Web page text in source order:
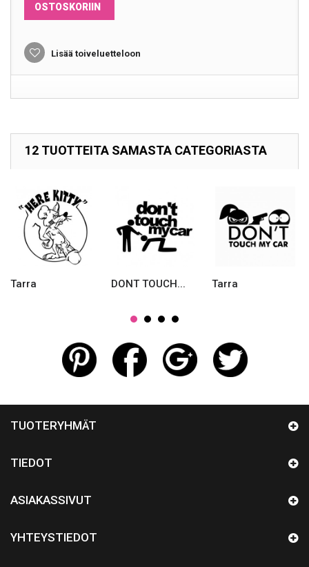
OSTOSKORIIN
Lisää toiveluetteloon
12 TUOTTEITA SAMASTA CATEGORIASTA
Tarra DONT TOUCH... Tarra
TUOTERYHMÄT
TIEDOT
ASIAKASSIVUT
YHTEYSTIEDOT